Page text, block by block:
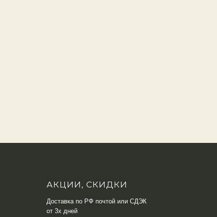
АКЦИИ, СКИДКИ
Доставка по РФ почтой или СДЭК
от 3х дней